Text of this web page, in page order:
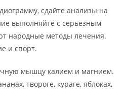
сдайте анализы на
выполняйте с серьезным
народные методы лечения.
и спорт.
мышцу калием и магнием.
твороге, кураге, яблоках,